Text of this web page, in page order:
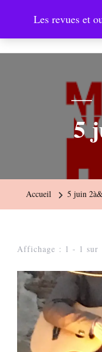
Les revues et
5
Accueil 5 juin
Affichage : 1 - 1 sur